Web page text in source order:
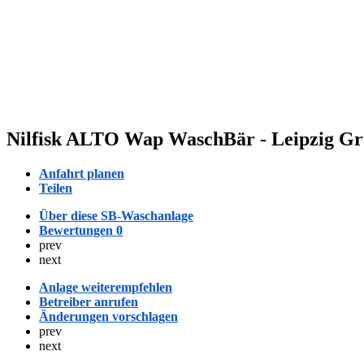
Nilfisk ALTO Wap WaschBär - Leipzig
Anfahrt planen
Teilen
Über diese SB-Waschanlage
Bewertungen 0
prev
next
Anlage weiterempfehlen
Betreiber anrufen
Änderungen vorschlagen
prev
next